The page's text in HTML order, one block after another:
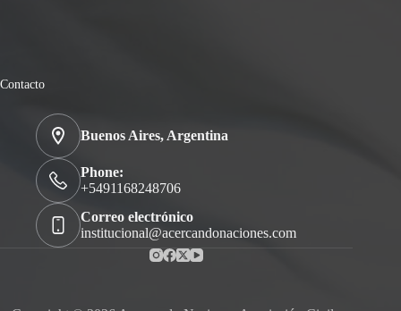
Contacto
Buenos Aires, Argentina
Phone:
+5491168248706
Correo electrónico
institucional@acercandonaciones.com